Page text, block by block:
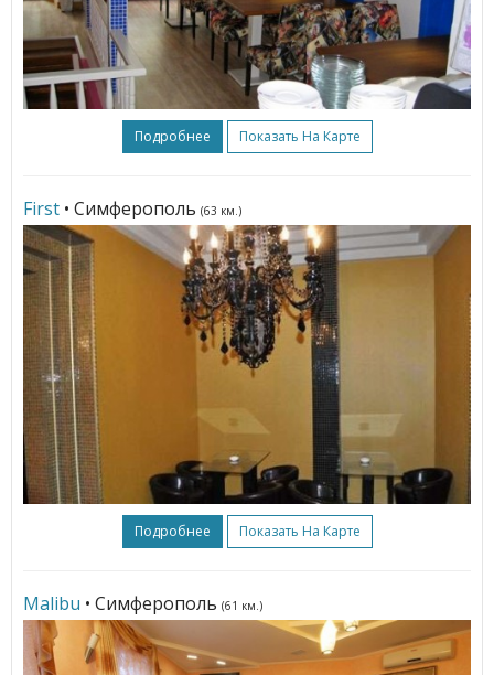
Подробнее Показать На Карте
First • Симферополь (63 км.)
Подробнее Показать На Карте
Malibu • Симферополь (61 км.)